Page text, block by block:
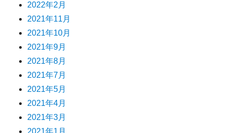
2022年2月
2021年11月
2021年10月
2021年9月
2021年8月
2021年7月
2021年5月
2021年4月
2021年3月